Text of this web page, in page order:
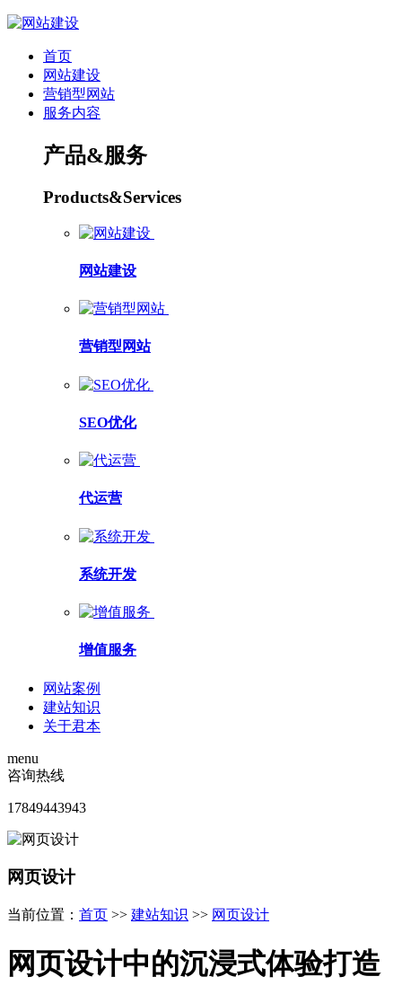
首页
网站建设
营销型网站
服务内容
产品&服务
Products&Services
网站建设
营销型网站
SEO优化
代运营
系统开发
增值服务
网站案例
建站知识
关于君本
menu
咨询热线
17849443943
网页设计
当前位置： 首页 >> 建站知识 >> 网页设计
网页设计中的沉浸式体验打造